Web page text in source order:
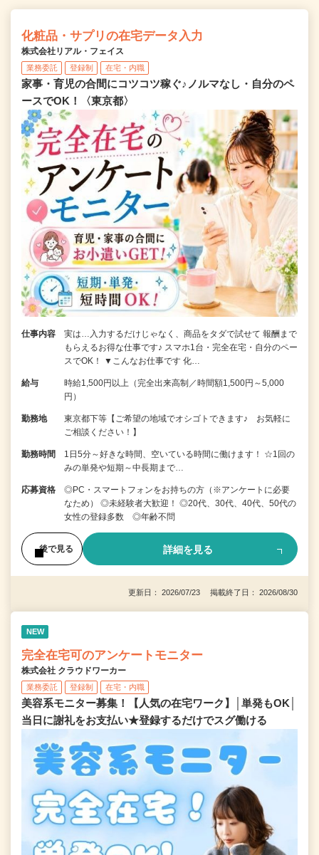
化粧品・サプリの在宅データ入力
株式会社リアル・フェイス
業務委託 登録制 在宅・内職
家事・育児の合間にコツコツ稼ぐ♪ノルマなし・自分のペ
ースでOK！〈東京都〉
仕事内容
実は…入力するだけじゃなく、商品をタダで試せて 報酬まで
もらえるお得な仕事です♪ スマホ1台・完全在宅・自分のペー
スでOK！ ▼こんなお仕事です 化…
給与
時給1,500円以上（完全出来高制／時間額1,500円～5,000
円）
勤務地
東京都下等【ご希望の地域でオシゴトできます♪ お気軽に
ご相談ください！】
勤務時間
1日5分～好きな時間、空いている時間に働けます！ ☆1回の
みの単発や短期～中長期まで…
応募資格
◎PC・スマートフォンをお持ちの方（※アンケートに必要
なため） ◎未経験者大歓迎！ ◎20代、30代、40代、50代の
女性の登録多数 ◎年齢不問
後で見る 詳細を見る
更新日： 2026/07/23 掲載終了日： 2026/08/30
NEW
完全在宅可のアンケートモニター
株式会社 クラウドワーカー
業務委託 登録制 在宅・内職
美容系モニター募集！【人気の在宅ワーク】│単発もOK│
当日に謝礼をお支払い★登録するだけでスグ働ける